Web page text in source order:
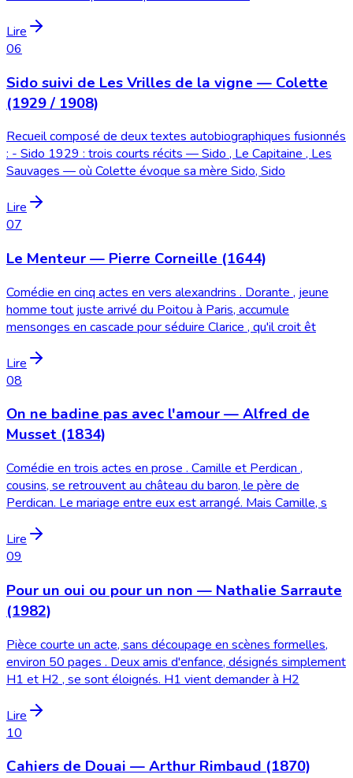
Lire
06
Sido suivi de Les Vrilles de la vigne — Colette
(1929 / 1908)
Recueil composé de deux textes autobiographiques fusionnés
: - Sido 1929 : trois courts récits — Sido , Le Capitaine , Les
Sauvages — où Colette évoque sa mère Sido, Sido
Lire
07
Le Menteur — Pierre Corneille (1644)
Comédie en cinq actes en vers alexandrins . Dorante , jeune
homme tout juste arrivé du Poitou à Paris, accumule
mensonges en cascade pour séduire Clarice , qu'il croit êt
Lire
08
On ne badine pas avec l'amour — Alfred de
Musset (1834)
Comédie en trois actes en prose . Camille et Perdican ,
cousins, se retrouvent au château du baron, le père de
Perdican. Le mariage entre eux est arrangé. Mais Camille, s
Lire
09
Pour un oui ou pour un non — Nathalie Sarraute
(1982)
Pièce courte un acte, sans découpage en scènes formelles,
environ 50 pages . Deux amis d'enfance, désignés simplement
H1 et H2 , se sont éloignés. H1 vient demander à H2
Lire
10
Cahiers de Douai — Arthur Rimbaud (1870)